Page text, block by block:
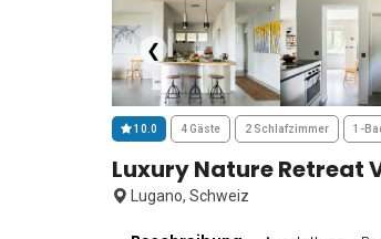
❮
10.0 4 Gäste 2 Schlafzimmer 1-
Luxury Nature Retreat
Lugano, Schweiz